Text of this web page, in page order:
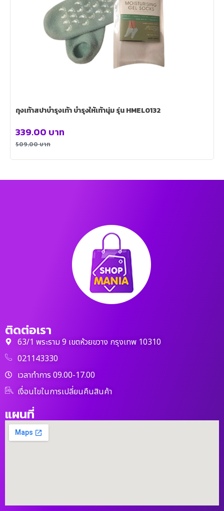
ถุงเท้าสปาบำรุงเท้า บำรุงให้เท้านุ่ม รุ่น HMEL0132
509.00บาท
339.00 บาท
ติดต่อเรา
63/1 พระราม 9 เขตห้วยขวาง กรุงเทพ 10310
021143330
เวลาทำการ 09.00-17.00
เงื่อนไขในการเปลี่ยนคืนสินค้า
แผนที่